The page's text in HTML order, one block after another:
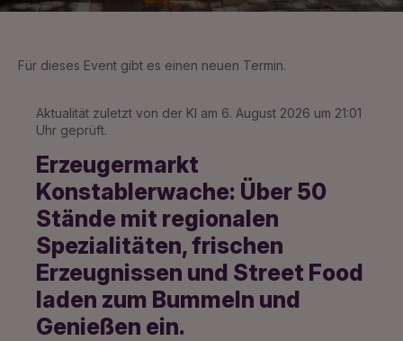
Für dieses Event gibt es einen neuen Termin.
Aktualität zuletzt von der KI am 6. August 2026 um 21:01
Uhr geprüft.
Erzeugermarkt
Konstablerwache: Über 50
Stände mit regionalen
Spezialitäten, frischen
Erzeugnissen und Street Food
laden zum Bummeln und
Genießen ein.